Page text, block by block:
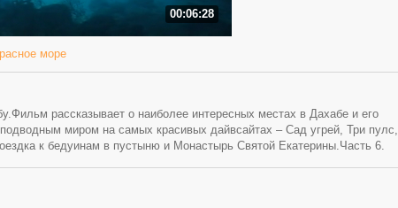
00:06:28
море
рассказывает о наиболее интересных местах в Дахабе и его
миром на самых красивых дайвсайтах – Сад угрей, Три пулс,
к бедуинам в пустыню и Монастырь Святой Екатерины.Часть 6.